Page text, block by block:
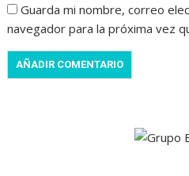
Guarda mi nombre, correo
navegador para la próxima vez